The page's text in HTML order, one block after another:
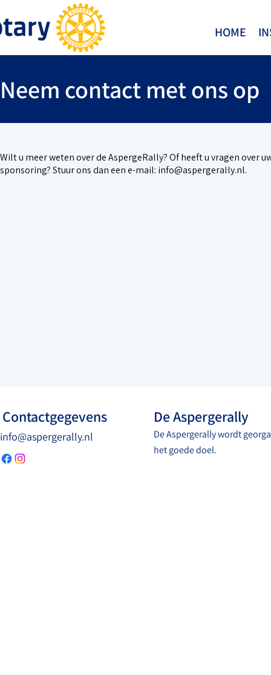
HOME
Neem contact met ons op
Wilt u meer weten over de AspergeRally? Of heeft u vragen over
sponsoring? Stuur ons dan een e-mail: info@aspergerally.nl.
Contactgegevens
info@aspergerally.nl
De Aspergerally
De Aspergerally wordt
het goede doel.